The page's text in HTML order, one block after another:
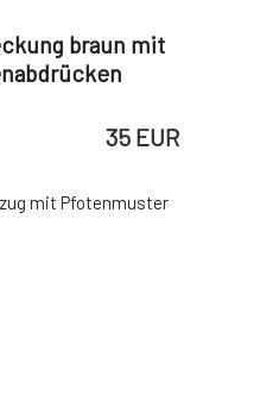
braun mit
35 EUR
mit Pfotenmuster